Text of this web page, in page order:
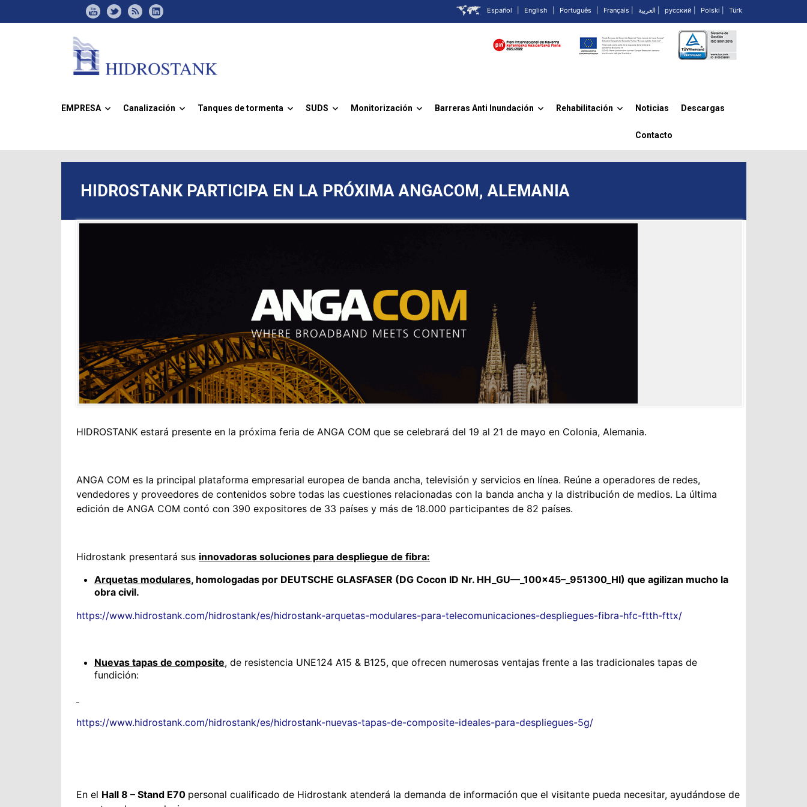
Español English Português Français العربية русский Polski Türk
EMPRESA Canalización Tanques de tormenta SUDS Monitorización Barreras Anti Inundación Rehabilitación Noticias Descargas
Contacto
HIDROSTANK PARTICIPA EN LA PRÓXIMA ANGACOM, ALEMANIA
HIDROSTANK estará presente en la próxima feria de ANGA COM que se celebrará del 19 al 21 de mayo en Colonia, Alemania.
ANGA COM es la principal plataforma empresarial europea de banda ancha, televisión y servicios en línea. Reúne a operadores de redes,
vendedores y proveedores de contenidos sobre todas las cuestiones relacionadas con la banda ancha y la distribución de medios. La última
edición de ANGA COM contó con 390 expositores de 33 países y más de 18.000 participantes de 82 países.
Hidrostank presentará sus innovadoras soluciones para despliegue de fibra:
Arquetas modulares, homologadas por DEUTSCHE GLASFASER (DG Cocon ID Nr. HH_GU—_100x45–_951300_HI) que agilizan mucho la
obra civil.
https://www.hidrostank.com/hidrostank/es/hidrostank-arquetas-modulares-para-telecomunicaciones-despliegues-fibra-hfc-ftth-fttx/
Nuevas tapas de composite, de resistencia UNE124 A15 & B125, que ofrecen numerosas ventajas frente a las tradicionales tapas de
fundición:
https://www.hidrostank.com/hidrostank/es/hidrostank-nuevas-tapas-de-composite-ideales-para-despliegues-5g/
En el Hall 8 – Stand E70 personal cualificado de Hidrostank atenderá la demanda de información que el visitante pueda necesitar, ayudándose de